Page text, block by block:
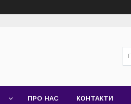
ПРО НАС КОНТАКТИ